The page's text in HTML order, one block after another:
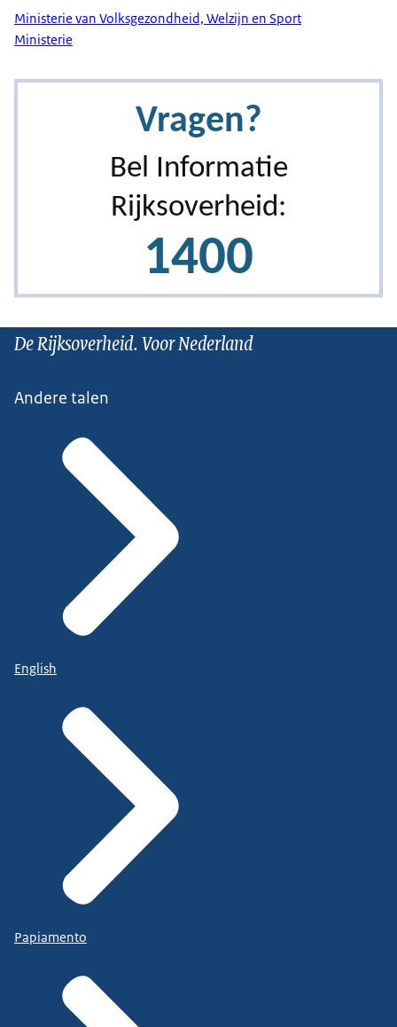
Ministerie van Volksgezondheid, Welzijn en Sport
Ministerie
De Rijksoverheid. Voor Nederland
Andere talen
English
Papiamento